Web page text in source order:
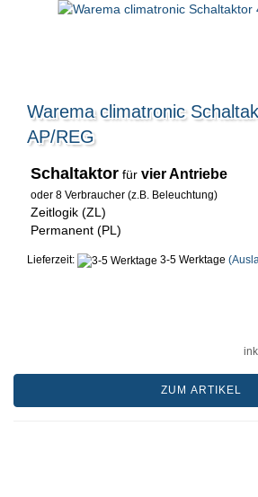
Warema climatronic
AP/REG
Schaltaktor für vier Antriebe
oder 8 Verbraucher (z.B. Beleuchtung)
Zeitlogik (ZL)
Permanent (PL)
Lieferzeit: 3-5 Werktage
ZUM ARTIKEL